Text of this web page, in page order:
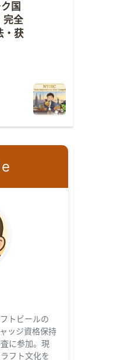
国
完全
・获
トビールの
ッジ資格保持
に参加。現
フト文化を